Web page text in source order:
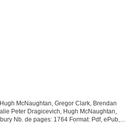
McNaughtan, Gregor Clark, Brendan
Peter Dragicevich, Hugh McNaughtan,
Nb. de pages: 1764 Format: Pdf, ePub,